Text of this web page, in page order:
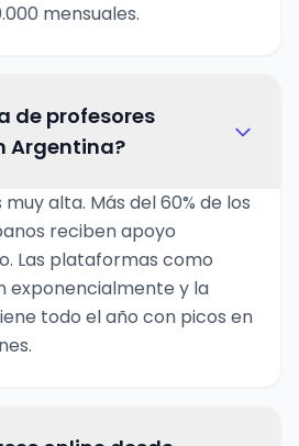
mensuales.
de profesores
Argentina?
alta. Más del 60% de los
reciben apoyo
Las plataformas como
exponencialmente y la
todo el año con picos en